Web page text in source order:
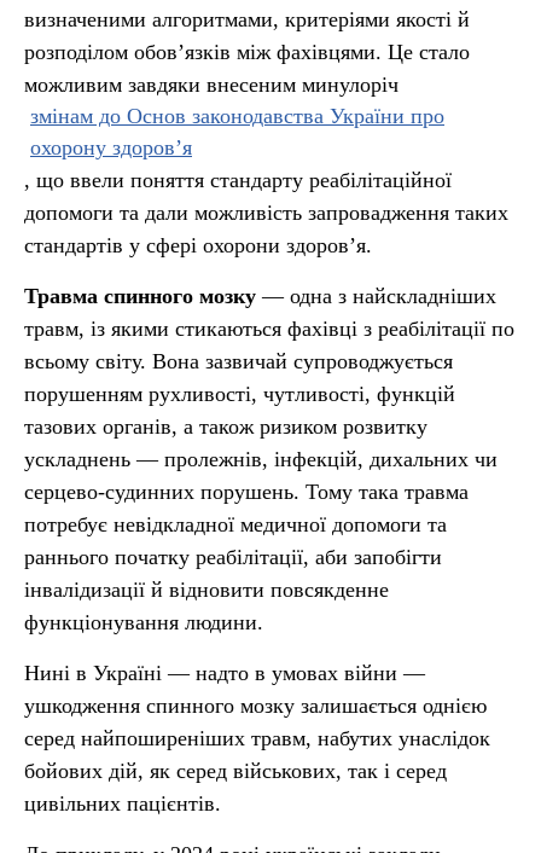
визначеними алгоритмами, критеріями якості й
розподілом обов’язків між фахівцями. Це стало
можливим завдяки внесеним минулоріч
змінам до Основ законодавства України про
охорону здоровʼя
, що ввели поняття стандарту реабілітаційної
допомоги та дали можливість запровадження таких
стандартів у сфері охорони здоров’я.
Травма спинного мозку— одна з найскладніших
травм, із якими стикаються фахівці з реабілітації по
всьому світу. Вона зазвичай супроводжується
порушенням рухливості, чутливості, функцій
тазових органів, а також ризиком розвитку
ускладнень — пролежнів, інфекцій, дихальних чи
серцево-судинних порушень. Тому така травма
потребує невідкладної медичної допомоги та
раннього початку реабілітації, аби запобігти
інвалідизації й відновити повсякденне
функціонування людини.
Нині в Україні — надто в умовах війни —
ушкодження спинного мозку залишається однією
серед найпоширеніших травм, набутих унаслідок
бойових дій, як серед військових, так і серед
цивільних пацієнтів.